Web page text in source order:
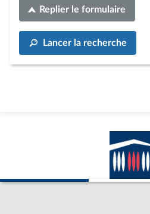
Replier le formulaire
Lancer la recherche